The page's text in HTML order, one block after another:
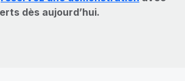
dès aujourd’hui.